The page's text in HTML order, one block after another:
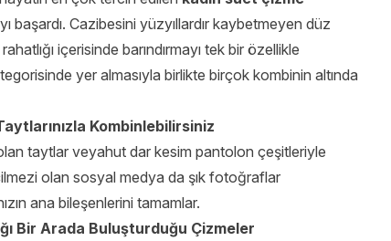
başardı. Cazibesini yüzyıllardır kaybetmeyen düz
içerisinde barındırmayı tek bir özellikle
yer almasıyla birlikte birçok kombinin altında
Kombinlebilirsiniz
taytlar veyahut dar kesim pantolon çeşitleriyle
olan sosyal medya da şık fotoğraflar
ana bileşenlerini tamamlar.
Bir Arada Buluşturduğu Çizmeler